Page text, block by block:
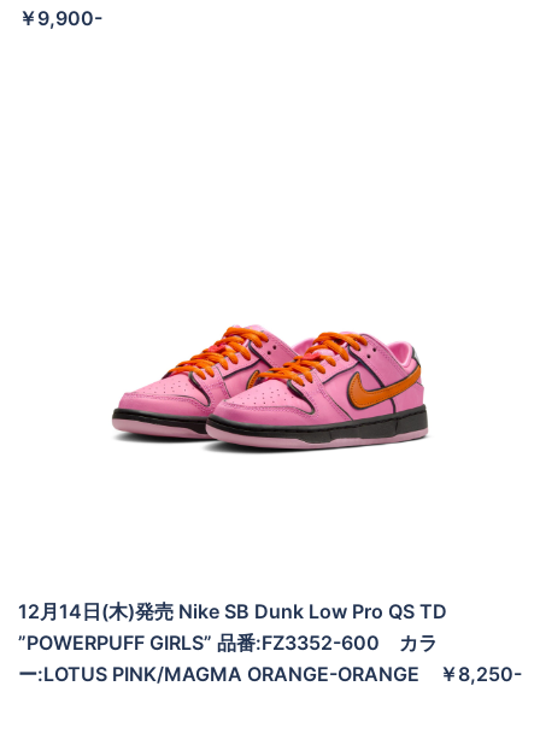
￥9,900-
12月14日(木)発売 Nike SB Dunk Low Pro QS TD
”POWERPUFF GIRLS” 品番:FZ3352-600 カラ
ー:LOTUS PINK/MAGMA ORANGE-ORANGE ￥8,250-